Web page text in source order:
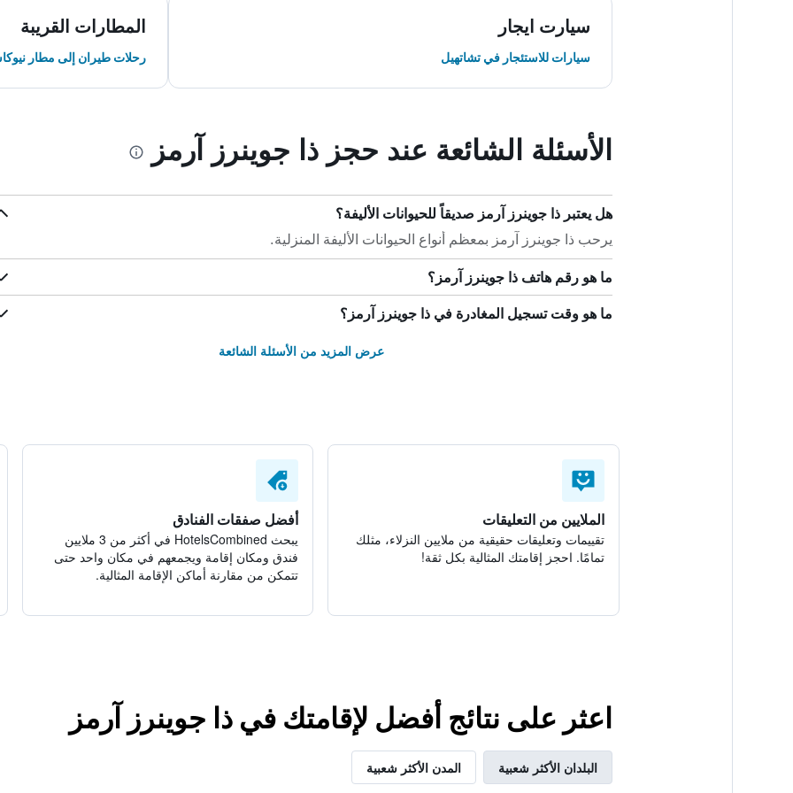
سيارت ايجار
سيارات للاستئجار في تشاتهيل
المطارات القريبة
رحلات طيران إلى مطار
الأسئلة الشائعة عند حجز ذا جوينرز آرمز
هل يعتبر ذا جوينرز آرمز صديقاً للحيوانات الأليفة؟
يرحب ذا جوينرز آرمز بمعظم أنواع الحيوانات الأليفة المنزلية.
ما هو رقم هاتف ذا جوينرز آرمز؟
ما هو وقت تسجيل المغادرة في ذا جوينرز آرمز؟
عرض المزيد من الأسئلة الشائعة
الملايين من التعليقات
تقييمات وتعليقات حقيقية من ملايين النزلاء، مثلك
تمامًا. احجز إقامتك المثالية بكل ثقة!
أفضل صفقات الفنادق
يبحث HotelsCombined في أكثر من 3 ملايين
فندق ومكان إقامة ويجمعهم في مكان واحد حتى
تتمكن من مقارنة أماكن الإقامة المثالية.
اعثر على نتائج أفضل لإقامتك في ذا جوينرز آرمز
البلدان الأكثر شعبية المدن الأكثر شعبية